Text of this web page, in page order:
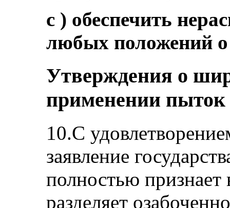
c ) обеспечить
любых положений о
Утверждения о
применении пыток
10.С
заявление
полностью
разделяет